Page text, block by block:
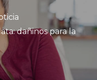
dañinos para la